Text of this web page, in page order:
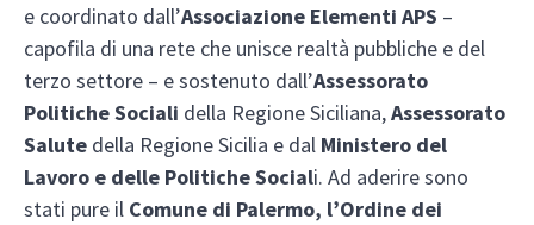
e coordinato dall’Associazione Elementi APS –
capofila di una rete che unisce realtà pubbliche e del
terzo settore – e sostenuto dall’Assessorato
Politiche Sociali della Regione Siciliana,Assessorato
Salute della Regione Sicilia e dal Ministero del
Lavoro e delle Politiche Sociali. Ad aderire sono
stati pure il Comune di Palermo, l’Ordine dei